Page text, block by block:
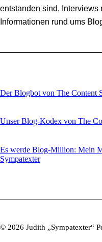
entstanden sind,
Informationen rund ums
Der Blogbot von The Content
Unser Blog-Kodex von The
Es werde Blog-Million: Mein
Sympatexter
© 2026 Judith „Sympatexter“